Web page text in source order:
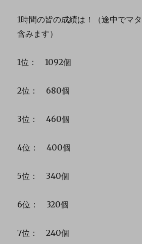
1時間の皆の成績は！（途中でマ
含みます）
1位： 1092個
2位： 680個
3位： 460個
4位： 400個
5位： 340個
6位： 320個
7位： 240個